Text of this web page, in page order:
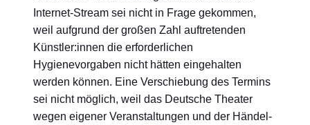
Internet-Stream sei nicht in Frage gekommen,
weil aufgrund der großen Zahl auftretenden
Künstler:innen die erforderlichen
Hygienevorgaben nicht hätten eingehalten
werden können. Eine Verschiebung des Termins
sei nicht möglich, weil das Deutsche Theater
wegen eigener Veranstaltungen und der Händel-